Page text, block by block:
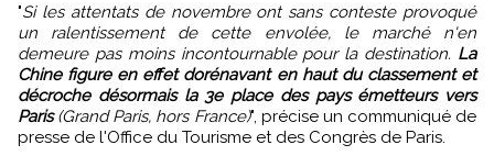
"Si les attentats de novembre ont sans conteste provoqué
un ralentissement de cette envolée, le marché n'en
demeure pas moins incontournable pour la destination. La
Chine figure en effet dorénavant en haut du classement et
décroche désormais la 3e place des pays émetteurs vers
Paris(Grand Paris, hors France)", précise un communiqué de
presse de l'Office du Tourisme et des Congrès de Paris.